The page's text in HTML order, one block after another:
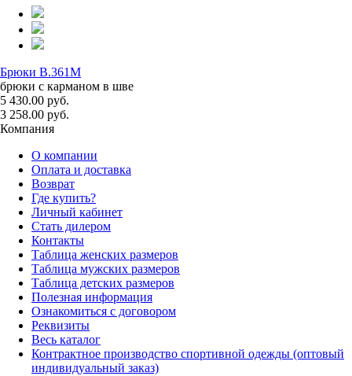
Брюки B.361M
брюки с карманом в шве
5 430.00 руб.
3 258.00 руб.
Компания
О компании
Оплата и доставка
Возврат
Где купить?
Личный кабинет
Стать дилером
Контакты
Таблица женских размеров
Таблица мужских размеров
Таблица детских размеров
Полезная информация
Ознакомиться с договором
Реквизиты
Весь каталог
Контрактное производство спортивной одежды (оптовый
индивидуальный заказ)